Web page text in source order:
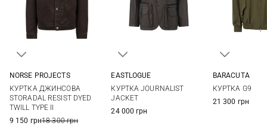
NORSE PROJECTS
КУРТКА ДЖИНСОВА
STORADAL RESIST DYED
TWILL TYPE II
9 150 грн18 300 грн
EASTLOGUE
КУРТКА JOURNALIST
JACKET
24 000 грн
BARACUTA
КУРТКА G9
21 300 грн